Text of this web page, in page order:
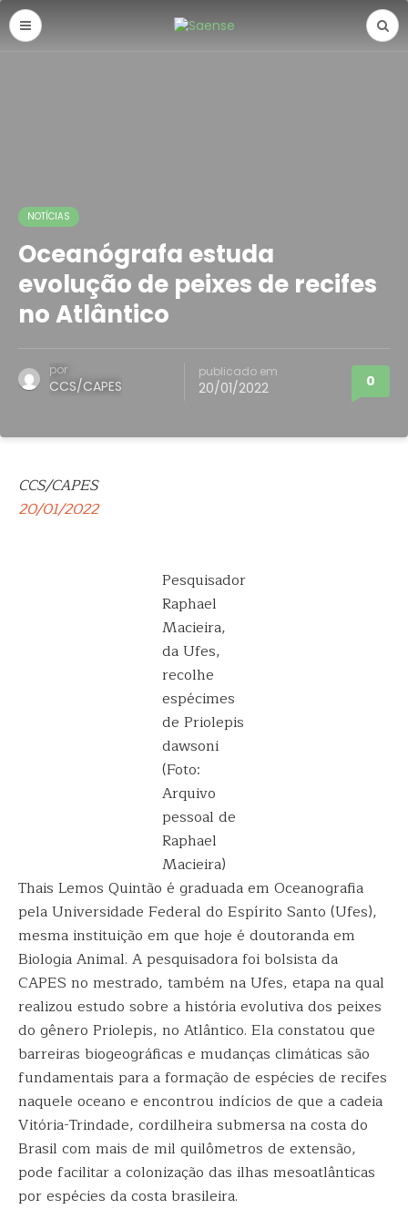
NOTÍCIAS
Oceanógrafa estuda
evolução de peixes de recifes
no Atlântico
por
CCS/CAPES
publicado em
20/01/2022 0
CCS/CAPES
20/01/2022
Pesquisador
Raphael
Macieira,
da Ufes,
recolhe
espécimes
de Priolepis
dawsoni
(Foto:
Arquivo
pessoal de
Raphael
Macieira)
Thais Lemos Quintão é graduada em Oceanografia
pela Universidade Federal do Espírito Santo (Ufes),
mesma instituição em que hoje é doutoranda em
Biologia Animal. A pesquisadora foi bolsista da
CAPES no mestrado, também na Ufes, etapa na qual
realizou estudo sobre a história evolutiva dos peixes
do gênero Priolepis, no Atlântico. Ela constatou que
barreiras biogeográficas e mudanças climáticas são
fundamentais para a formação de espécies de recifes
naquele oceano e encontrou indícios de que a cadeia
Vitória-Trindade, cordilheira submersa na costa do
Brasil com mais de mil quilômetros de extensão,
pode facilitar a colonização das ilhas mesoatlânticas
por espécies da costa brasileira.